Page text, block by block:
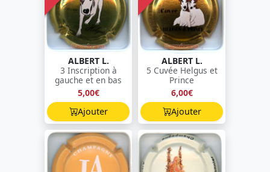
ALBERT L.
3 Inscription à
gauche et en bas
5,00€
Ajouter
ALBERT L.
5 Cuvée Helgus et
Prince
6,00€
Ajouter